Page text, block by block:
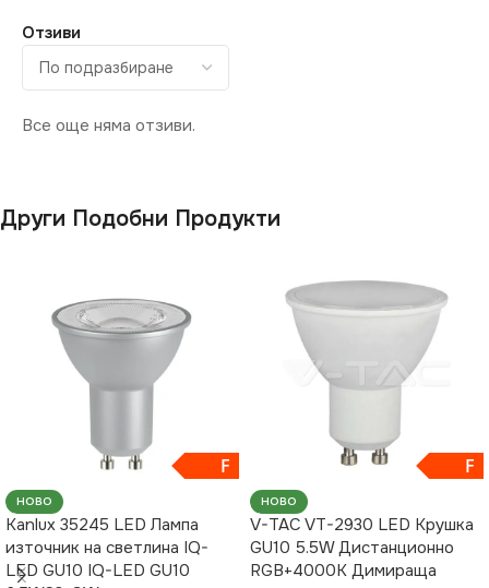
Отзиви
Все още няма отзиви.
Други Подобни Продукти
F
НОВО
Kanlux 35245 LED Лампа
източник на светлина IQ-
LED GU10 IQ-LED GU10
F
НОВО
V-TAC VT-2930 LED Крушка
GU10 5.5W Дистанционно
RGB+4000K Димираща